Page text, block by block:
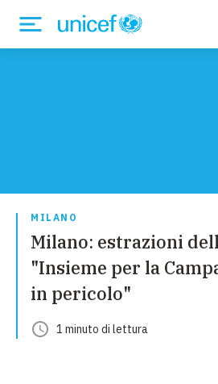
MILANO
Milano: estrazioni
"Insieme per la
in pericolo"
1 minuto di lettura